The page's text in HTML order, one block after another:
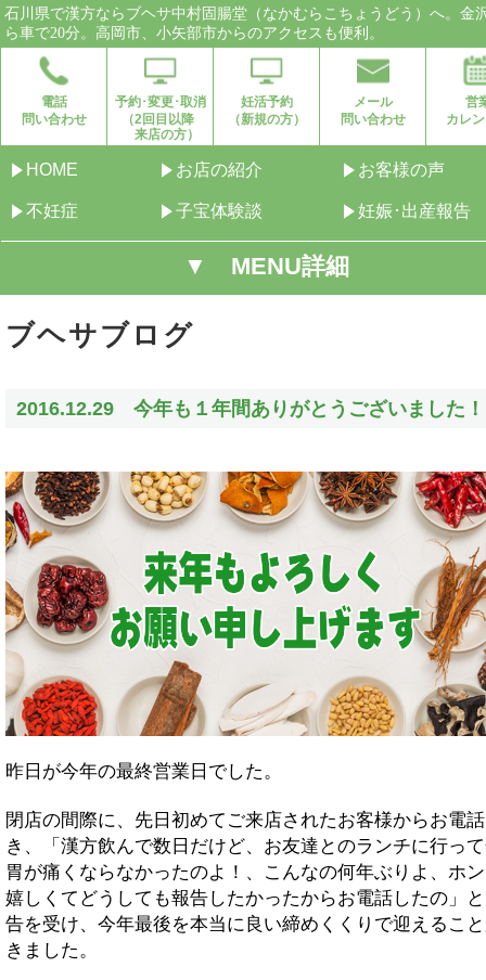
石川県で漢方ならブヘサ中村固腸堂（なかむらこちょうどう）へ。金
ら車で20分。高岡市、小矢部市からのアクセスも便利。
電話
問い合わせ
予約･変更･取消
（2回目以降
来店の方）
妊活予約
（新規の方）
メール
問い合わせ
営
カレ
HOME お店の紹介 お客様の声
不妊症 子宝体験談 妊娠･出産報告
▼ MENU詳細
ブヘサブログ
2016.12.29 今年も１年間ありがとうございました！
昨日が今年の最終営業日でした。
閉店の間際に、先日初めてご来店されたお客様からお電
き、「漢方飲んで数日だけど、お友達とのランチに行っ
胃が痛くならなかったのよ！、こんなの何年ぶりよ、ホ
嬉しくてどうしても報告したかったからお電話したの」
告を受け、今年最後を本当に良い締めくくりで迎えるこ
きました。